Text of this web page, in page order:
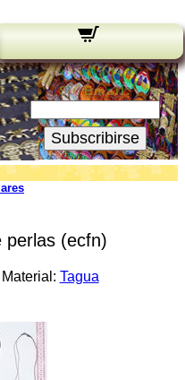
Novedades:
Su Email:
Subscribirse
perlas (ecfn)
Tagua